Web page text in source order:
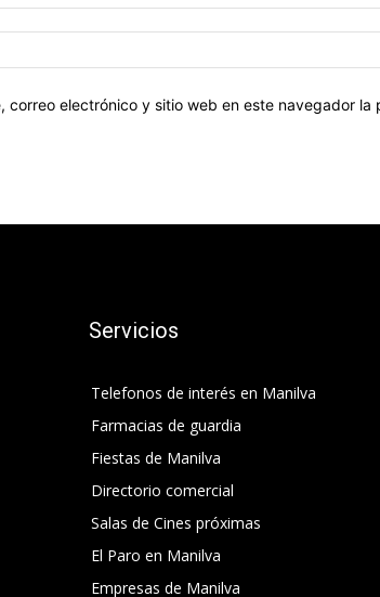
correo electrónico y sitio web en este navegador la
Servicios
Telefonos de interés en Manilva
Farmacias de guardia
Fiestas de Manilva
Directorio comercial
Salas de Cines próximas
El Paro en Manilva
Empresas de Manilva